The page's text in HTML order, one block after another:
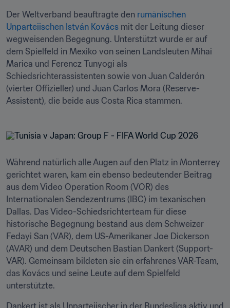
Der Weltverband beauftragte den rumänischen
Unparteiischen István Kovács mit der Leitung dieser
wegweisenden Begegnung. Unterstützt wurde er auf
dem Spielfeld in Mexiko von seinen Landsleuten Mihai
Marica und Ferencz Tunyogi als
Schiedsrichterassistenten sowie von Juan Calderón
(vierter Offizieller) und Juan Carlos Mora (Reserve-
Assistent), die beide aus Costa Rica stammen.
Während natürlich alle Augen auf den Platz in Monterrey
gerichtet waren, kam ein ebenso bedeutender Beitrag
aus dem Video Operation Room (VOR) des
Internationalen Sendezentrums (IBC) im texanischen
Dallas. Das Video-Schiedsrichterteam für diese
historische Begegnung bestand aus dem Schweizer
Fedayi San (VAR), dem US-Amerikaner Joe Dickerson
(AVAR) und dem Deutschen Bastian Dankert (Support-
VAR). Gemeinsam bildeten sie ein erfahrenes VAR-Team,
das Kovács und seine Leute auf dem Spielfeld
unterstützte.
Dankert ist als Unparteiischer in der Bundesliga aktiv und